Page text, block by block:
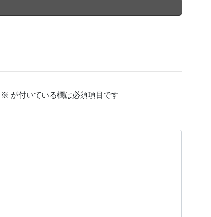
※ が付いている欄は必須項目です